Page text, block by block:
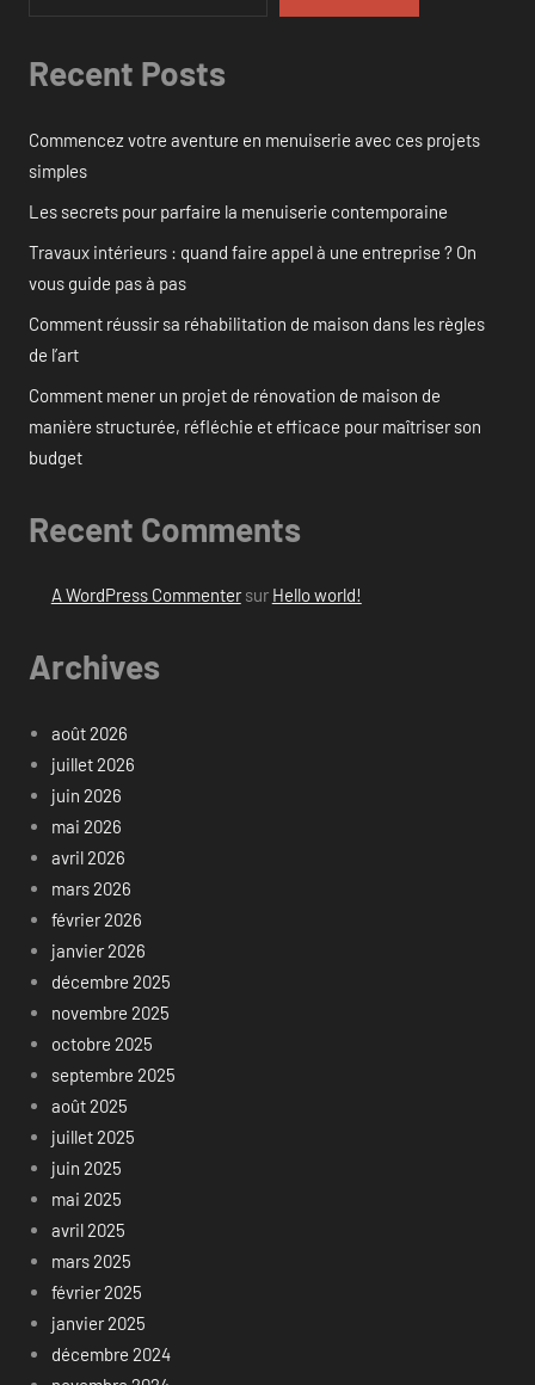
Recent Posts
Commencez votre aventure en menuiserie avec ces projets
simples
Les secrets pour parfaire la menuiserie contemporaine
Travaux intérieurs : quand faire appel à une entreprise ? On
vous guide pas à pas
Comment réussir sa réhabilitation de maison dans les règles
de l’art
Comment mener un projet de rénovation de maison de
manière structurée, réfléchie et efficace pour maîtriser son
budget
Recent Comments
A WordPress Commentersur Hello world!
Archives
août 2026
juillet 2026
juin 2026
mai 2026
avril 2026
mars 2026
février 2026
janvier 2026
décembre 2025
novembre 2025
octobre 2025
septembre 2025
août 2025
juillet 2025
juin 2025
mai 2025
avril 2025
mars 2025
février 2025
janvier 2025
décembre 2024